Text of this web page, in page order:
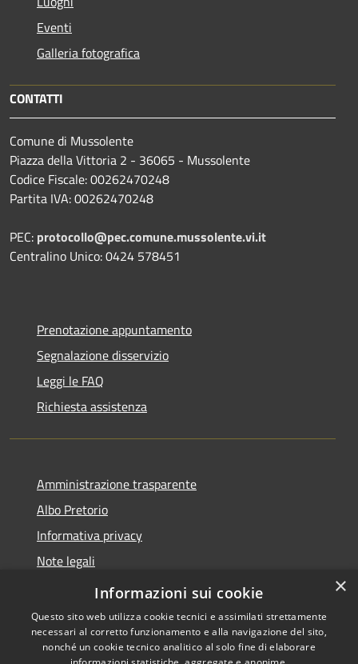
Eventi
Galleria fotografica
CONTATTI
Comune di Mussolente
Piazza della Vittoria 2 - 36065 - Mussolente
Codice Fiscale: 00262470248
Partita IVA: 00262470248
PEC: protocollo@pec.comune.mussolente.vi.it
Centralino Unico: 0424 578451
Prenotazione appuntamento
Segnalazione disservizio
Leggi le FAQ
Richiesta assistenza
Amministrazione trasparente
Albo Pretorio
Informativa privacy
Note legali
Dichiarazione di accessibilità
×
Informazioni sui cookie
Questo sito web utilizza cookie tecnici e assimilati strettamente
necessari al corretto funzionamento e alla navigazione del sito,
nonché un cookie tecnico analitico al solo fine di elaborare